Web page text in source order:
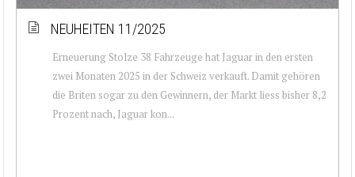
NEUHEITEN 11/2025
Erneuerung Stolze 38 Fahrzeuge hat Jaguar in den ersten
zwei Monaten 2025 in der Schweiz verkauft. Damit gehören
die Briten sogar zu den Gewinnern, der Markt liess bisher 8,2
Prozent nach, Jaguar kon...